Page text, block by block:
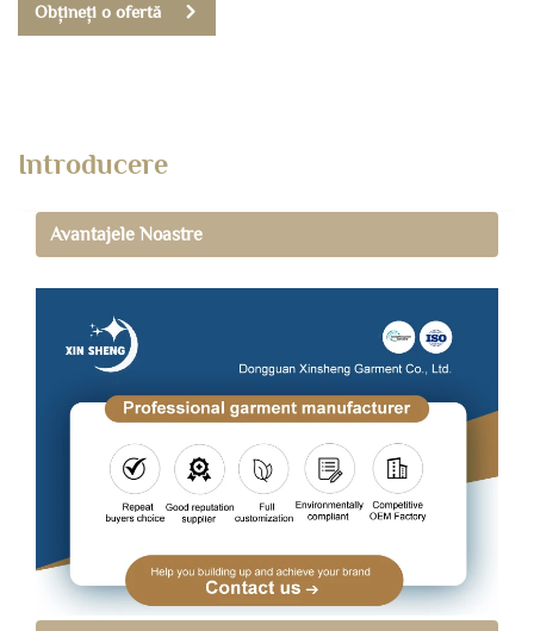
Obțineți o ofertă
Introducere
Avantajele Noastre